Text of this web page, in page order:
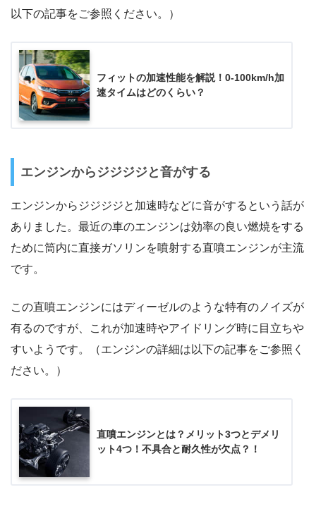
以下の記事をご参照ください。）
フィットの加速性能を解説！0-100km/h加
速タイムはどのくらい？
エンジンからジジジジと音がする
エンジンからジジジジと加速時などに音がするという話が
ありました。最近の車のエンジンは効率の良い燃焼をする
ために筒内に直接ガソリンを噴射する直噴エンジンが主流
です。
この直噴エンジンにはディーゼルのような特有のノイズが
有るのですが、これが加速時やアイドリング時に目立ちや
すいようです。（エンジンの詳細は以下の記事をご参照く
ださい。）
直噴エンジンとは？メリット3つとデメリ
ット4つ！不具合と耐久性が欠点？！